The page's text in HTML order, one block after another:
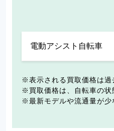
表示される買取価格は
買取価格は、自転車の
最新モデルや流通量が